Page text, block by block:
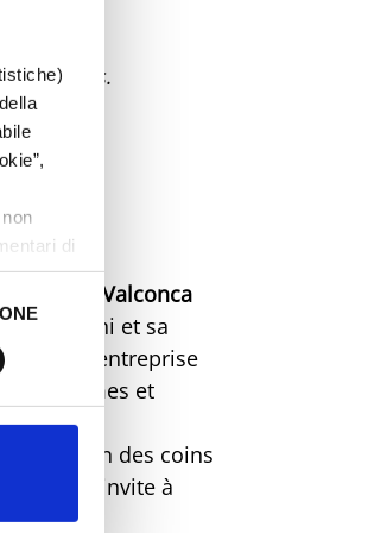
di
le temps.
de la Valconca
Arduini et sa
petite entreprise
légumes et
l'un des coins
et tout invite à